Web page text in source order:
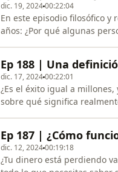
dic. 19, 202400:22:04
En este episodio filosófico
años: ¿Por qué algunas
entender cómo nuestras
Ep 188 | Una
dic. 17, 202400:22:01
¿Es el éxito igual a
sobre qué significa
y no hay mejo
Ep 187 | ¿Cómo
dic. 12, 202400:19:18
¿Tu dinero está perdiendo